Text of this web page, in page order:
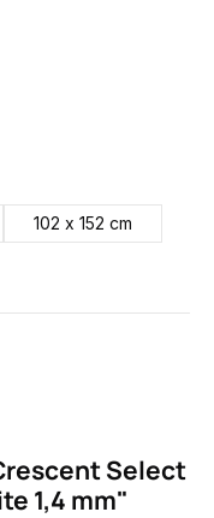
5 Sternen
102 x 152 cm
Select
1,4 mm"